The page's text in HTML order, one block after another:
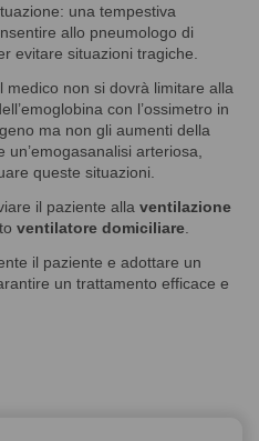
una tempestiva
allo pneumologo di
evitare situazioni tragiche.
medico non si dovrà limitare alla
con l’ossimetro in
ma non gli aumenti della
arteriosa,
queste situazioni.
il paziente alla ventilazione
ventilatore domiciliare
il paziente e adottare un
un trattamento efficace e